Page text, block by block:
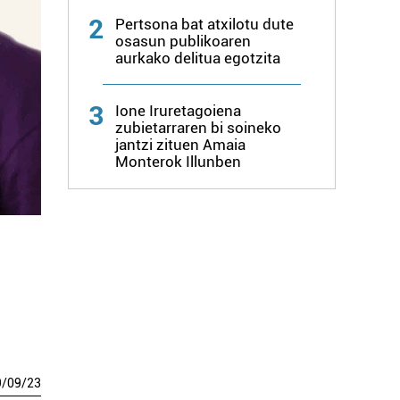
/09/23
2
Pertsona bat atxilotu dute
osasun publikoaren
aurkako delitua egotzita
3
Ione Iruretagoiena
zubietarraren bi soineko
jantzi zituen Amaia
Monterok Illunben